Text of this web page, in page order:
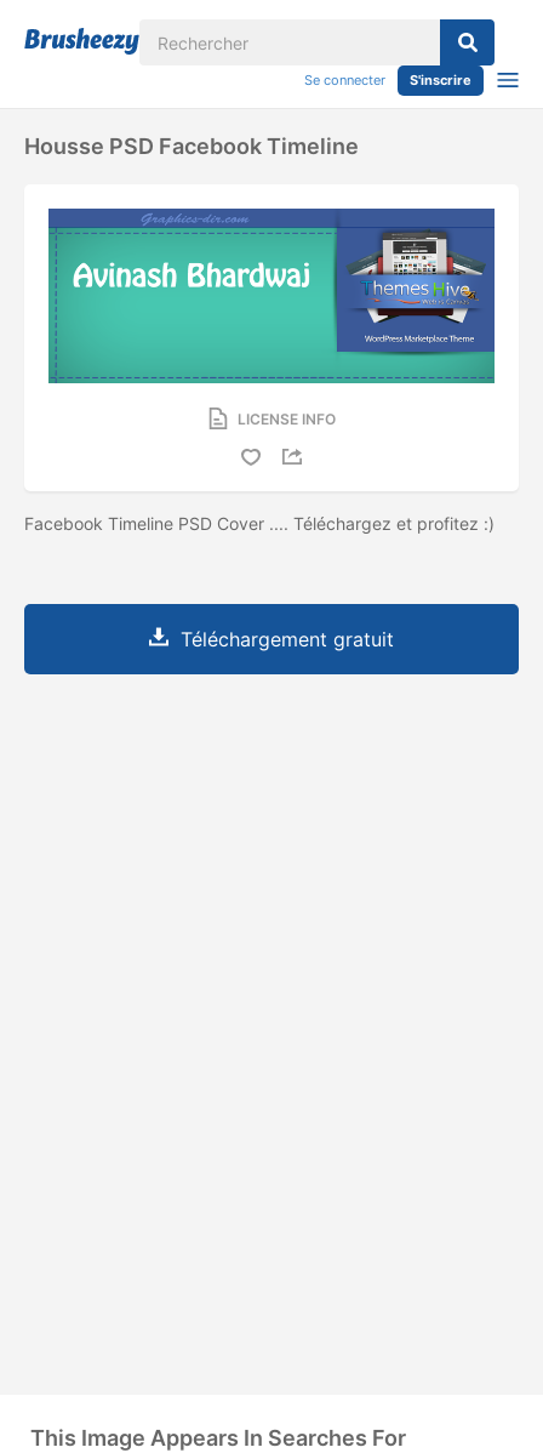
Se connecter S'inscrire
Housse PSD Facebook Timeline
LICENSE INFO
Facebook Timeline PSD Cover .... Téléchargez et profitez :)
Téléchargement gratuit
This Image Appears In Searches For